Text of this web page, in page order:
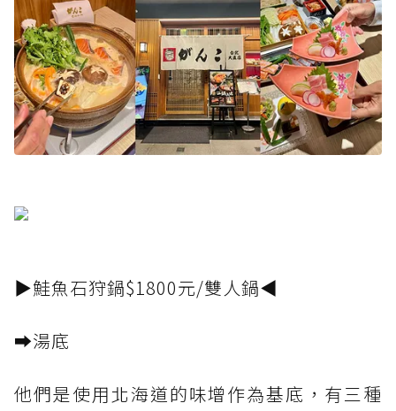
▶鮭魚石狩鍋$1800元/雙人鍋◀
➡️湯底
他們是使用北海道的味增作為基底，有三種